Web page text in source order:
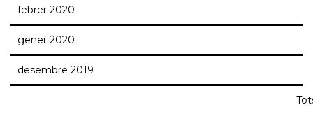
febrer 2020
gener 2020
desembre 2019